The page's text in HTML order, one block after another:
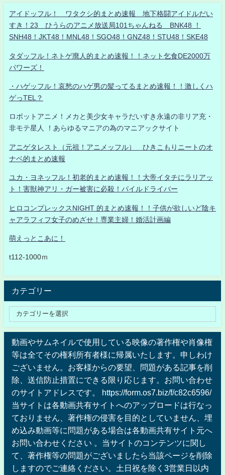
アイドッフル！ ワタクシ的まとめ速報 地下格闘アイドルだい
すき！23 ひうらのアニメ放送局101ちゃんねる BNK48 ！
SNH48！JKT48！MNL48！SGO48！GNZ48！STU48！SKE48
タダッフル！ネトゲ廃人的まとめ速報！！ネット乞食DE2000万
パワーズ！
・ハゲッフル！哀愁のハゲ男の髪ってるまとめ速報！！激しくハ
ゲっTEL？
ロボットアニメ！メカと美少女キャラだいすき永遠の非リア充・
非モテ星人 ！あらゆるマニアの為のマニアックサイト
アニゲタレスト（元祖！アニメッフル） ひきこもりニートのオ
ナベ的まとめ速報
ユカ・ヨネッフル！初老的まとめ速報！！大帝イタチにラリアッ
ト！害獣神アリ・ガー被害に必殺！パイルドライバー
ヒロコンプレックスNIGHT 的まとめ速報！！子供が欲しいど陰キ
ャアラフィフ女子のめざせ！専業主婦！婚活計画編
萌えっとこあに！
t112-1000ｍ
カテゴリー
動画やサムネイルで使用している映像の著作権や肖像権
等は全てその権利所有者様に帰属いたします。申しわけ
ございません。お客様からの要望、問題がある記事を削
除、送信防止措置にできる限り応じます。お問い合わせ
のサイトアドレスです。 https://form.os7.biz/f/c82c6596/
当サイトは各動画共有サイトへのアップロードは行なっ
ておりません、著作権の侵害を目的としていません、埋
め込み動画等に問題がある場合は各動画共有サイト元へ
お問い合わせください 。当サイトのコンテンツに関し
て、著作権等の問題がございましたら当該ページを削除
しますのでご連絡ください。土日祝を除く3営業日以内